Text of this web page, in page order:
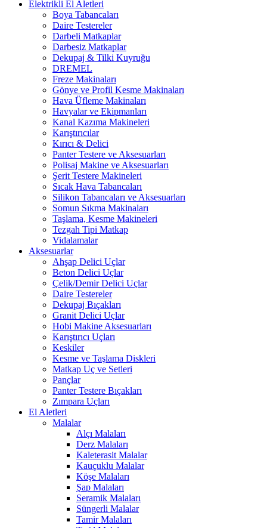
Elektrikli El Aletleri
Boya Tabancaları
Daire Testereler
Darbeli Matkaplar
Darbesiz Matkaplar
Dekupaj & Tilki Kuyruğu
DREMEL
Freze Makinaları
Gönye ve Profil Kesme Makinaları
Hava Üfleme Makinaları
Havyalar ve Ekipmanları
Kanal Kazıma Makineleri
Karıştırıcılar
Kırıcı & Delici
Panter Testere ve Aksesuarları
Polisaj Makine ve Aksesuarları
Şerit Testere Makineleri
Sıcak Hava Tabancaları
Silikon Tabancaları ve Aksesuarları
Somun Sıkma Makinaları
Taşlama, Kesme Makineleri
Tezgah Tipi Matkap
Vidalamalar
Aksesuarlar
Ahşap Delici Uçlar
Beton Delici Uçlar
Çelik/Demir Delici Uçlar
Daire Testereler
Dekupaj Bıçakları
Granit Delici Uçlar
Hobi Makine Aksesuarları
Karıştırıcı Uçları
Keskiler
Kesme ve Taşlama Diskleri
Matkap Uç ve Setleri
Pançlar
Panter Testere Bıçakları
Zımpara Uçları
El Aletleri
Malalar
Alçı Malaları
Derz Malaları
Kaleterasit Malalar
Kauçuklu Malalar
Köşe Malaları
Şap Malaları
Seramik Malaları
Süngerli Malalar
Tamir Malaları